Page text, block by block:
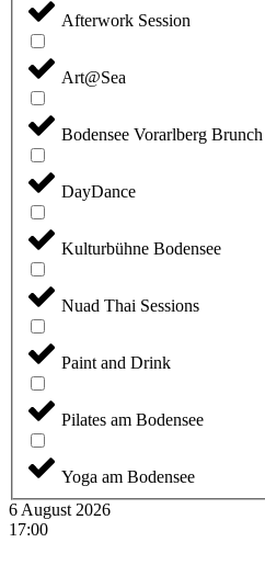
Afterwork Session
Art@Sea
Bodensee Vorarlberg Brunch
DayDance
Kulturbühne Bodensee
Nuad Thai Sessions
Paint and Drink
Pilates am Bodensee
Yoga am Bodensee
6 August 2026
17:00